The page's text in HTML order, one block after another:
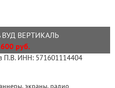
ВУД ВЕРТИКАЛЬ
руб.
П.В. ИНН: 571601114404